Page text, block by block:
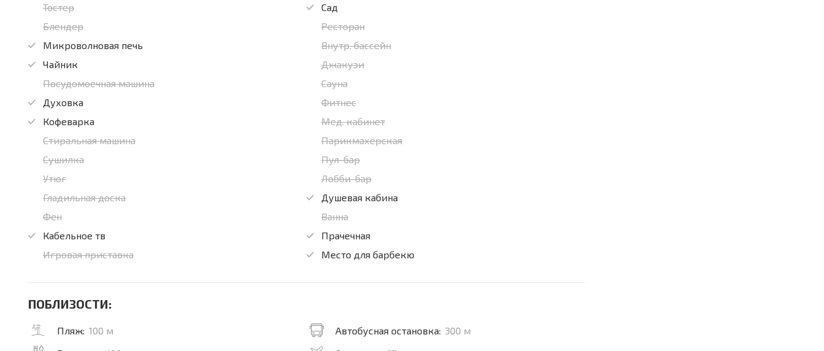
Тостер
Блендер
Микроволновая печь
Чайник
Посудомоечная машина
Духовка
Кофеварка
Стиральная машина
Сушилка
Утюг
Гладильная доска
Фен
Кабельное тв
Игровая приставка
Сад
Ресторан
Внутр. бассейн
Джакузи
Сауна
Фитнес
Мед. кабинет
Парикмахерская
Пул-бар
Лобби-бар
Душевая кабина
Ванна
Прачечная
Место для барбекю
ПОБЛИЗОСТИ:
Пляж: 100 м
Автобусная остановка: 300 м